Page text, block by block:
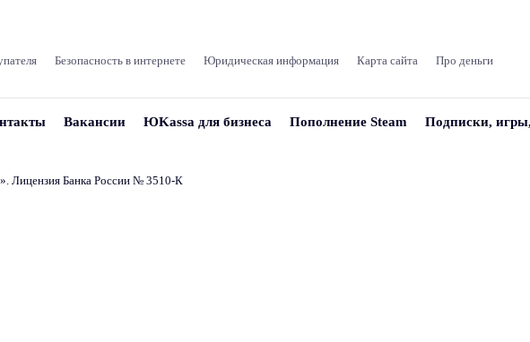
Безопасность в интернете Юридическая информация Карта сайта Про деньги
Вакансии ЮKassa для бизнеса Пополнение Steam Подписки,
». Лицензия Банка России № 3510‑К